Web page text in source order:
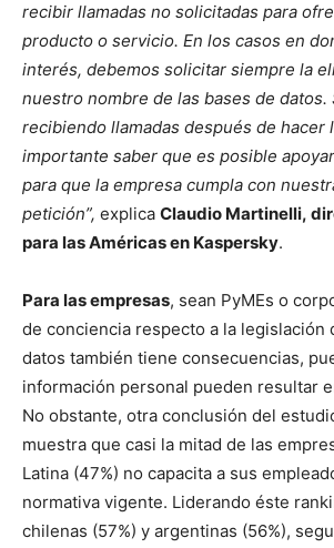
recibir llamadas no solicitadas para
producto o servicio. En los casos en
interés, debemos solicitar siempre la
nuestro nombre de las bases de datos.
recibiendo llamadas después de hacer
importante saber que es posible
para que la empresa cumpla con
petición”, explica Claudio Martinelli,
para las Américas en Kaspersky.
Para las empresas, sean PyMEs o
de conciencia respecto a la legislación
datos también tiene consecuencias,
información personal pueden resultar
No obstante, otra conclusión del
muestra que casi la mitad de las
Latina (47%) no capacita a sus
normativa vigente. Liderando éste
chilenas (57%) y argentinas (56%),